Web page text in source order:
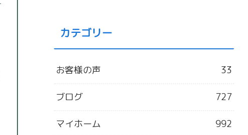
カテゴリー
お客様の声 33
ブログ 727
マイホーム 992